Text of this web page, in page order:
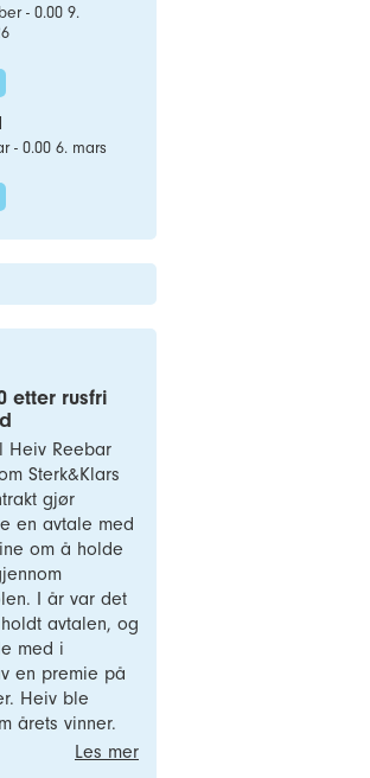
- 0.00 9.
- 0.00 6. mars
etter rusfri
Heiv Reebar
Sterk&Klars
gjør
en avtale med
om å holde
I år var det
avtalen, og
med i
en premie på
Heiv ble
årets vinner.
Les mer